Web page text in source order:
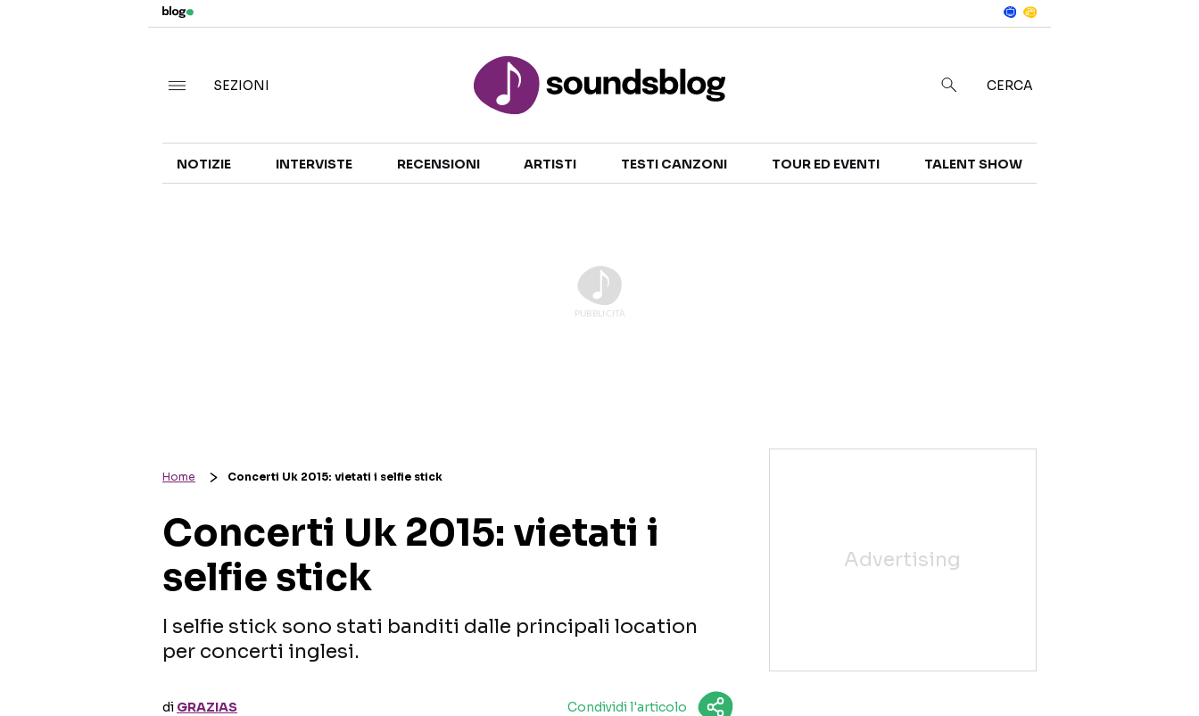
TALENT SHOW
SEZIONI CERCA
NOTIZIE INTERVISTE RECENSIONI ARTISTI TESTI CANZONI TOUR ED EVENTI TALENT SHOW
Home Concerti Uk 2015: vietati i selfie stick
Concerti Uk 2015: vietati i
selfie stick
I selfie stick sono stati banditi dalle principali location
per concerti inglesi.
di GRAZIAS Condividi l'articolo